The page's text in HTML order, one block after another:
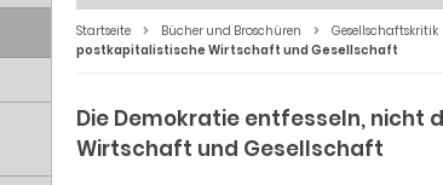
Startseite Bücher und Broschüren Gesellschaftskritik
postkapitalistische Wirtschaft und Gesellschaft
Die Demokratie entfesseln, nicht
Wirtschaft und Gesellschaft